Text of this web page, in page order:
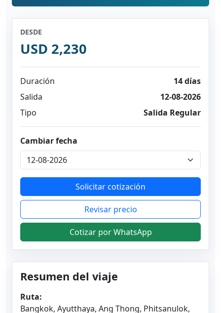
Resumen del viaje
Ruta:
Bangkok, Ayutthaya, Ang Thong, Phitsanulok,
DESDE
USD 2,230
Duración
14 días
Salida
12-08-2026
Tipo
Salida Regular
Cambiar fecha
Solicitar cotización
Revisar precio
Cotizar por WhatsApp